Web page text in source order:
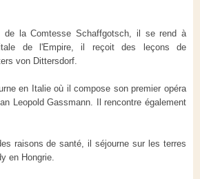
de la Comtesse Schaffgotsch, il se rend à
de l'Empire, il reçoit des leçons de
von Dittersdorf.
en Italie où il compose son premier opéra
Leopold Gassmann. Il rencontre également
raisons de santé, il séjourne sur les terres
en Hongrie.